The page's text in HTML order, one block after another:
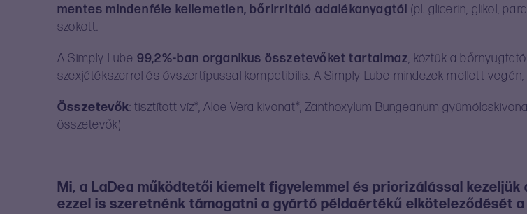
mentes mindenféle kellemetlen, bőrirritáló adalékanyagtól (pl. glicerin, glikol,
szokott.
A Simply Lube 99,2%-ban organikus összetevőket tartalmaz, köztük a
szexjátékszerrel és óvszertípussal kompatibilis. A Simply Lube mindezek mellett
Összetevők: tisztított víz*, Aloe Vera kivonat*, Zanthoxylum Bungeanum
összetevők)
Mi, a LaDea működtetői kiemelt figyelemmel és priorizálással
ezzel is szeretnénk támogatni a gyártó példaértékű elköteleződését